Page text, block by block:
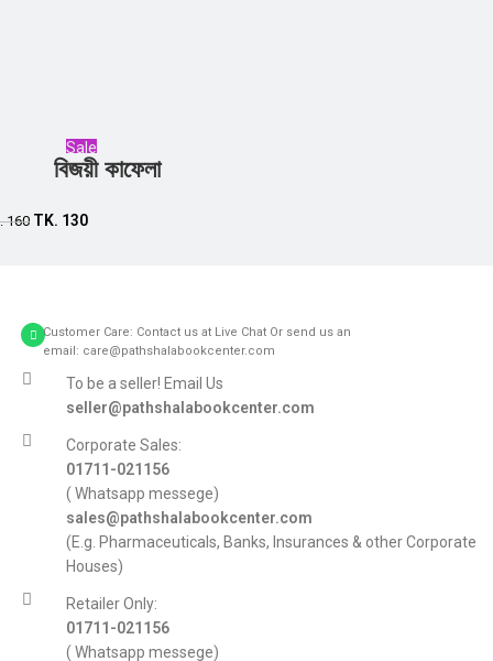
Sale
বিজয়ী কাফেলা
160 TK. 130
Customer Care: Contact us at Live Chat Or send us an
email: care@pathshalabookcenter.com
To be a seller! Email Us
seller@pathshalabookcenter.com
Corporate Sales:
01711-021156
( Whatsapp messege)
sales@pathshalabookcenter.com
(E.g. Pharmaceuticals, Banks, Insurances & other Corporate
Houses)
Retailer Only:
01711-021156
( Whatsapp messege)